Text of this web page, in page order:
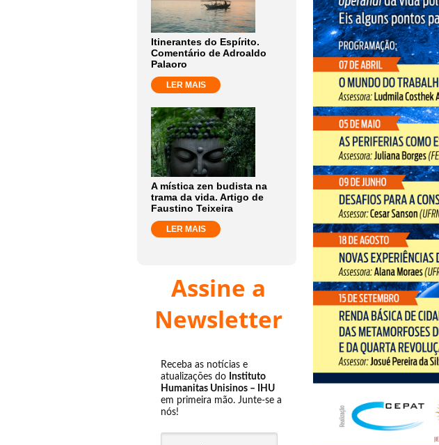
Itinerantes do Espírito.
Comentário de Adroaldo
Palaoro
LER MAIS
A mística zen budista na
trama da vida. Artigo de
Faustino Teixeira
LER MAIS
Assine a
Newsletter
Receba as notícias e
atualizações do Instituto
Humanitas Unisinos – IHU
em primeira mão. Junte-se a
nós!